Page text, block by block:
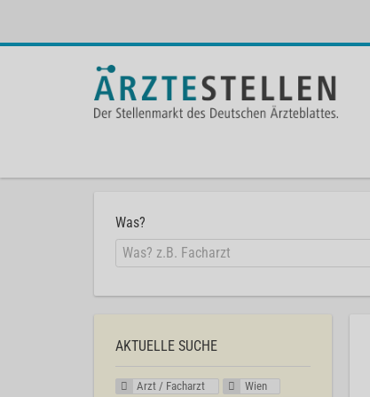
Was?
AKTUELLE SUCHE
Arzt / Facharzt
Wien